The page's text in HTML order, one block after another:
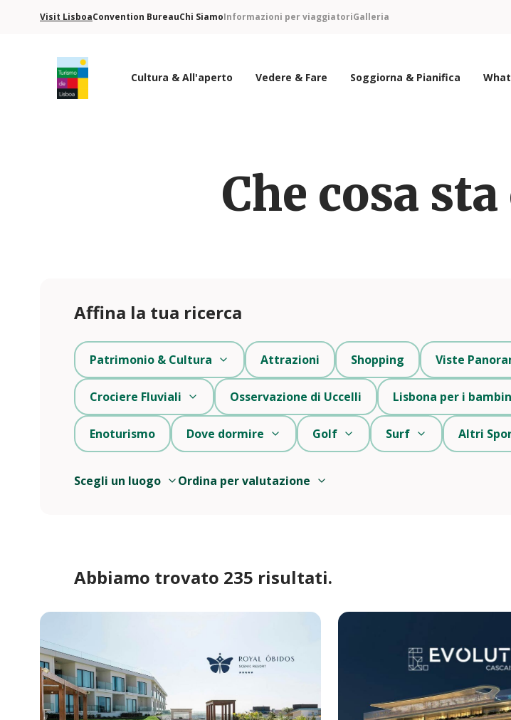
Visit LisboaConvention BureauChi SiamoInformazioni per viaggiatoriGalleria
Cultura & All'aperto Vedere & Fare Soggiorna & Pianifica
Che cosa
Affina la tua ricerca
Scegli un luogo Ordina per valutazione
Patrimonio & Cultura Attrazioni Shopping Viste
Crociere Fluviali Osservazione di Uccelli Lisbona per i
Enoturismo Dove dormire Golf Surf Altri
Abbiamo trovato 235 risultati.